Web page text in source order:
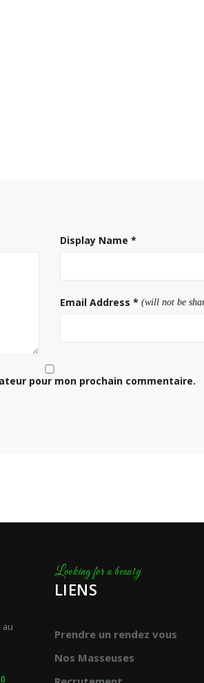
Display Name *
Email Address * (will not be
pour mon prochain commentaire.
au
LIENS
Prendre un rendez vous
Nos Masseuses